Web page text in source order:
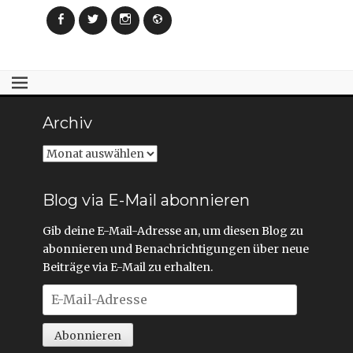
FacebookTwitter InstagramWebseite
Archiv
Archiv
Blog via E-Mail abonnieren
Gib deine E-Mail-Adresse an, um diesen Blog zu
abonnieren und Benachrichtigungen über neue
Beiträge via E-Mail zu erhalten.
E-
Mail-
Adresse
Abonnieren